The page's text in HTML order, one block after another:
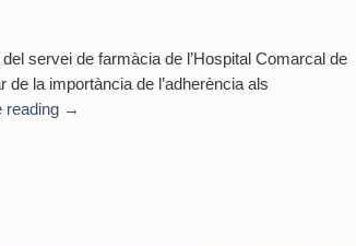
servei de farmàcia de l’Hospital Comarcal de
de la importància de l’adherència als
reading →